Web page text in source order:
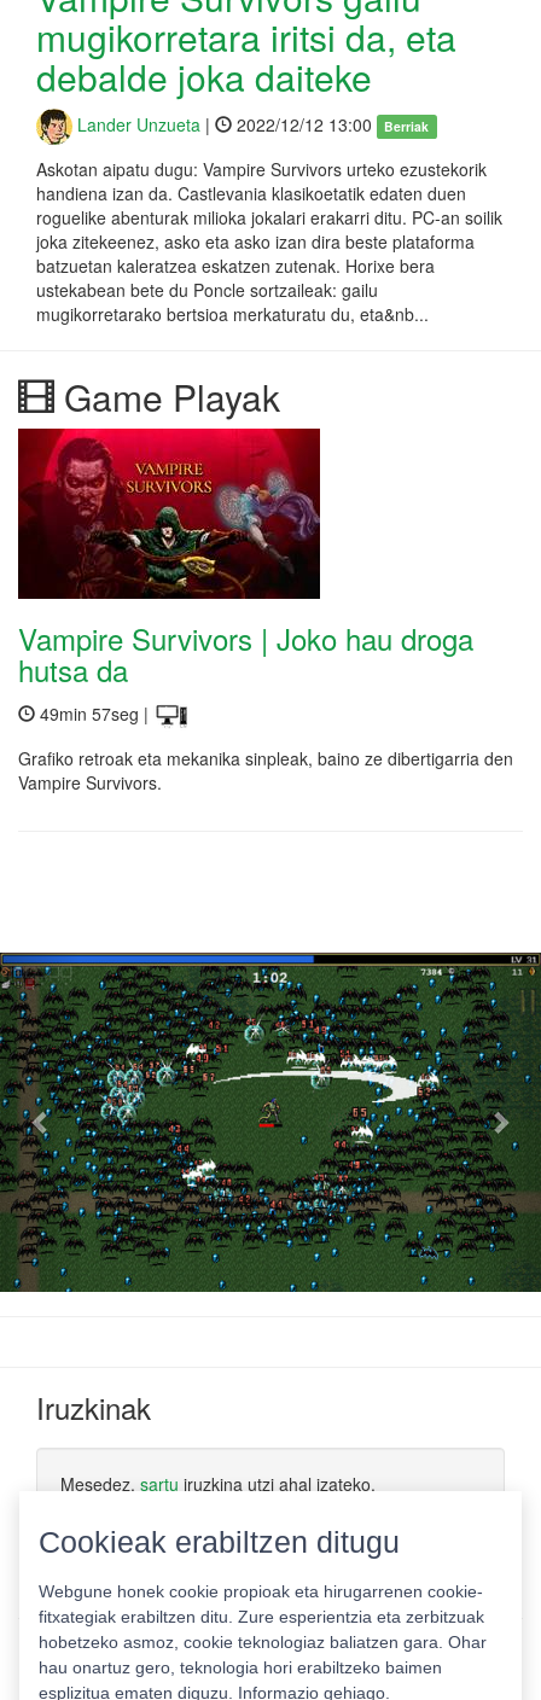
mugikorretara iritsi da, eta
debalde joka daiteke
Lander Unzueta | 2022/12/12 13:00 Berriak
Askotan aipatu dugu: Vampire Survivors urteko ezustekorik
handiena izan da. Castlevania klasikoetatik edaten duen
roguelike abenturak milioka jokalari erakarri ditu. PC-an soilik
joka zitekeenez, asko eta asko izan dira beste plataforma
batzuetan kaleratzea eskatzen zutenak. Horixe bera
ustekabean bete du Poncle sortzaileak: gailu
mugikorretarako bertsioa merkaturatu du, eta&nb...
Game Playak
Vampire Survivors | Joko hau droga
hutsa da
49min 57seg |
Grafiko retroak eta mekanika sinpleak, baino ze dibertigarria den
Vampire Survivors.
Iruzkinak
Mesedez, sartu iruzkina utzi ahal izateko.
Cookieak erabiltzen ditugu
Webgune honek cookie propioak eta hirugarrenen cookie-
fitxategiak erabiltzen ditu. Zure esperientzia eta zerbitzuak
hobetzeko asmoz, cookie teknologiaz baliatzen gara. Ohar
hau onartuz gero, teknologia hori erabiltzeko baimen
esplizitua ematen diguzu. Informazio gehiago.